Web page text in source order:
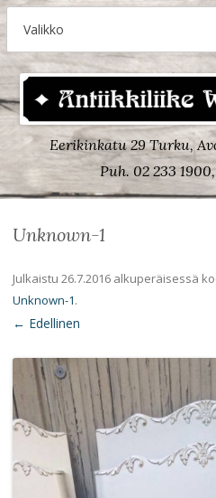
Eerikinkatu 29 Turku,
Puh. 02 233
Unknown-1
Julkaistu 26.7.2016 alkuperäisessä
Unknown-1.
← Edellinen